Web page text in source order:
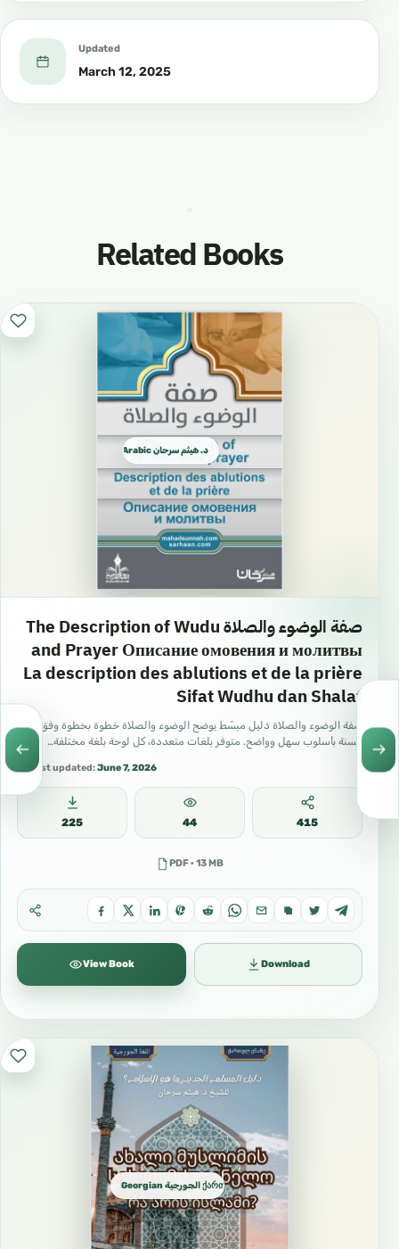
Updated
March 12, 2025
Related Books
د. هيثم سرحان Arabic العربية
صفة الوضوء والصلاة The Description of Wudu
and Prayer Описание омовения и молитвы
La description des ablutions et de la prière
Sifat Wudhu dan Shalat
صفة الوضوء والصلاة دليل مبسّط يوضح الوضوء والصلاة خطوة بخطوة وفق
السنة بأسلوب سهل وواضح. متوفر بلغات متعددة، كل لوحة بلغة مختلفة…
Last updated:June 7, 2026
225 44 415
PDF · 13 MB
View Book Download
Georgian الجورجية ქართული ენა